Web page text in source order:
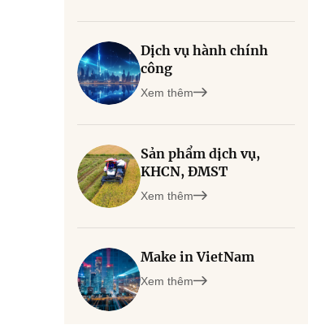
Dịch vụ hành chính
công
Xem thêm
Sản phẩm dịch vụ,
KHCN, ĐMST
Xem thêm
Make in VietNam
Xem thêm